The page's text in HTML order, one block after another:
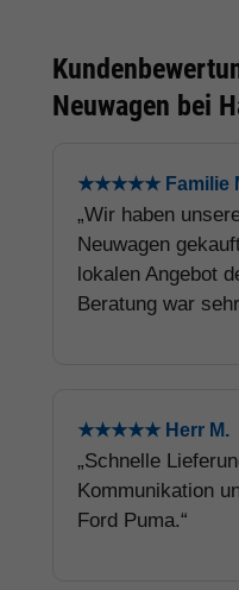
Neuwagen bei
★★★★★ Familie
„Wir haben
Neuwagen
lokalen Angebot
Beratung war
★★★★★ Herr M.
„Schnelle
Kommunikation
Ford Puma.“